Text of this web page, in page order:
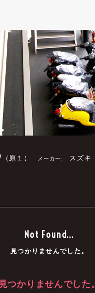
（原１） メーカー: スズキ
Not Found...
見つかりませんでした。
見つかりませんでした。
中古車